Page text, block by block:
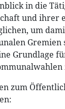
in die
und ihrer
um
Gremien
Grundlage
zum